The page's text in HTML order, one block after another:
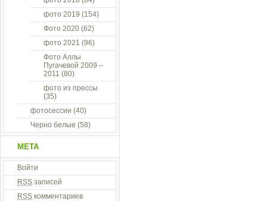
фото 2019 (154)
Фото 2020 (62)
фото 2021 (96)
Фото Аллы
Пугачевой 2009 –
2011 (80)
фото из прессы
(35)
фотосессии (40)
Черно белые (58)
МЕТА
Войти
RSS записей
RSS комментариев